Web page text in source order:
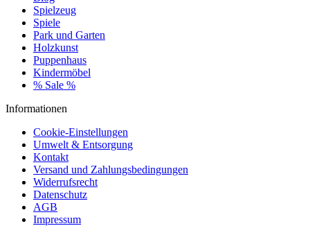
Spielzeug
Spiele
Park und Garten
Holzkunst
Puppenhaus
Kindermöbel
% Sale %
Informationen
Cookie-Einstellungen
Umwelt & Entsorgung
Kontakt
Versand und Zahlungsbedingungen
Widerrufsrecht
Datenschutz
AGB
Impressum